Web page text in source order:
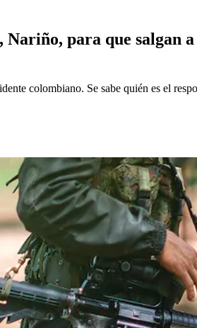
Nariño, para que salgan
colombiano. Se sabe quién es el